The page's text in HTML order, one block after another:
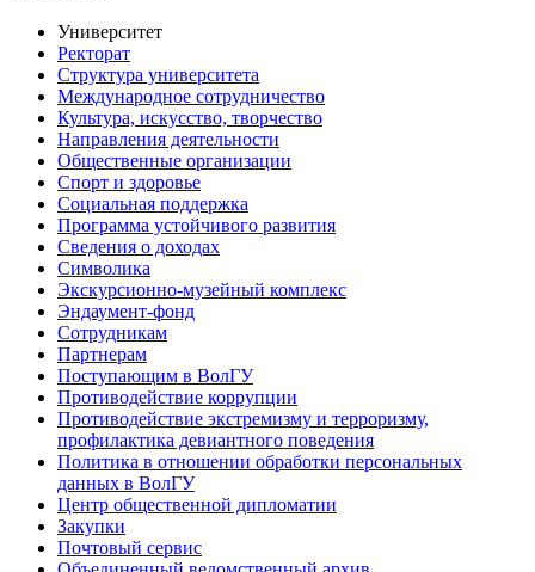
Университет
Ректорат
Структура университета
Международное сотрудничество
Культура, искусство, творчество
Направления деятельности
Общественные организации
Спорт и здоровье
Социальная поддержка
Программа устойчивого развития
Сведения о доходах
Символика
Экскурсионно-музейный комплекс
Эндаумент-фонд
Сотрудникам
Партнерам
Поступающим в ВолГУ
Противодействие коррупции
Противодействие экстремизму и терроризму,
профилактика девиантного поведения
Политика в отношении обработки персональных
данных в ВолГУ
Центр общественной дипломатии
Закупки
Почтовый сервис